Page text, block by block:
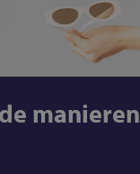
manieren